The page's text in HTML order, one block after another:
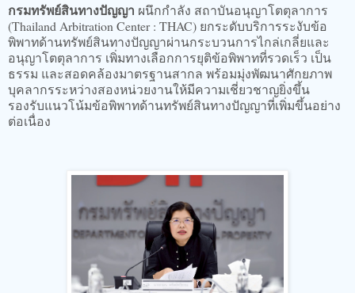
​กรมทรัพย์สินทางปัญญา ผนึกกำลัง สถาบันอนุญาโตตุลาการ
(Thailand Arbitration Center : THAC) ยกระดับบริการระงับข้อ
พิพาทด้านทรัพย์สินทางปัญญาผ่านกระบวนการไกล่เกลี่ยและ
อนุญาโตตุลาการ เพิ่มทางเลือกการยุติข้อพิพาทที่รวดเร็ว เป็น
ธรรม และสอดคล้องมาตรฐานสากล พร้อมมุ่งพัฒนาศักยภาพ
บุคลากรระหว่างสองหน่วยงานให้มีความเชี่ยวชาญยิ่งขึ้น
รองรับแนวโน้มข้อพิพาทด้านทรัพย์สินทางปัญญาที่เพิ่มขึ้นอย่าง
ต่อเนื่อง